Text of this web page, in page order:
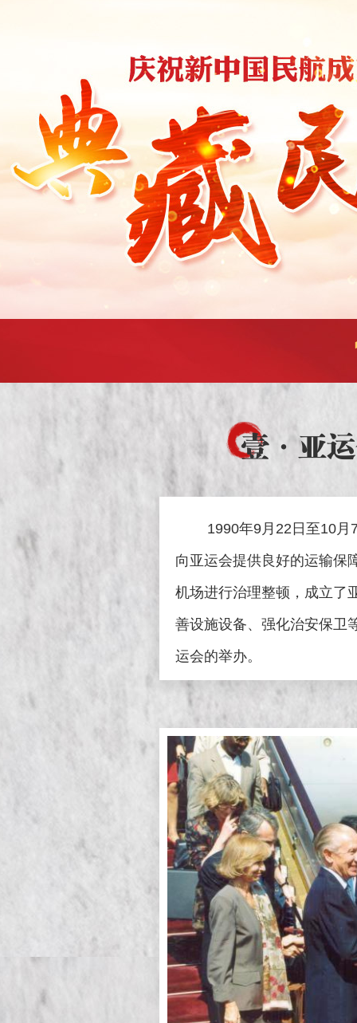
壹·亚运
1990年9月 22 日至10月
向亚运会提供良好的运输保
机场进行治理整顿，成立了
善设施设备、强化治安保卫
运会的举办。